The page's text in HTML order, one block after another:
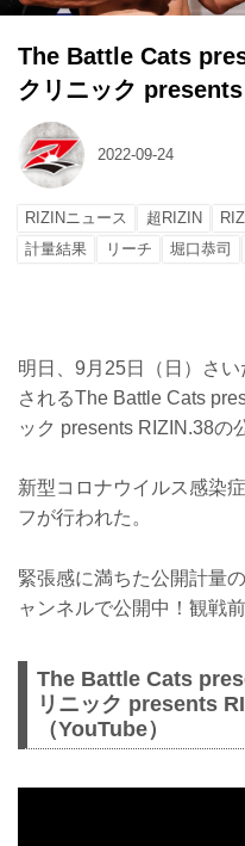
The Battle Cats
クリニック
2022-09-24
RIZINニュース 超RIZIN
計量結果
リーチ 堀口恭司
明日、9月25日（日）さ
されるThe Battle Cats
ック presents RIZIN.38の
新型コロナウイルス感染
フが行われた。
緊張感に満ちた公開計量
ャンネルで公開中！観戦
The Battle Cats
リニック presents
（YouTube）